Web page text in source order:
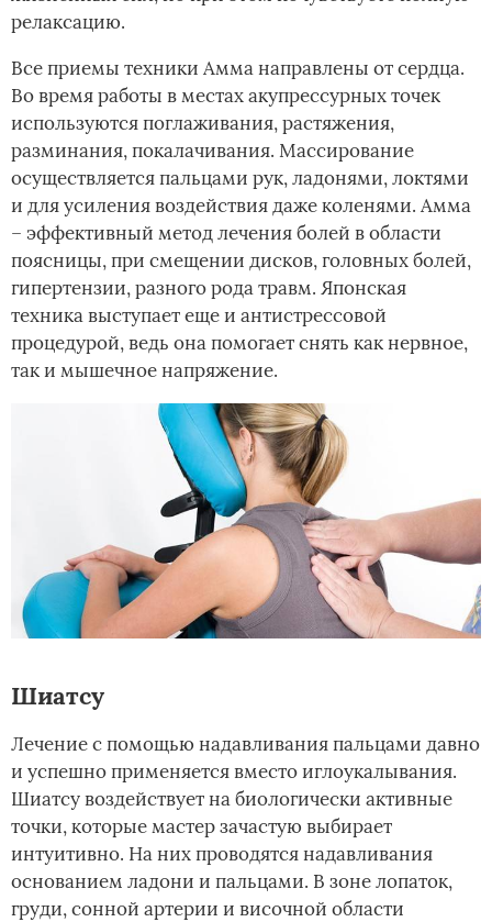
релаксацию.
Все приемы техники Амма направлены от сердца.
Во время работы в местах акупрессурных точек
используются поглаживания, растяжения,
разминания, покалачивания. Массирование
осуществляется пальцами рук, ладонями, локтями
и для усиления воздействия даже коленями. Амма
– эффективный метод лечения болей в области
поясницы, при смещении дисков, головных болей,
гипертензии, разного рода травм. Японская
техника выступает еще и антистрессовой
процедурой, ведь она помогает снять как нервное,
так и мышечное напряжение.
Шиатсу
Лечение с помощью надавливания пальцами давно
и успешно применяется вместо иглоукалывания.
Шиатсу воздействует на биологически активные
точки, которые мастер зачастую выбирает
интуитивно. На них проводятся надавливания
основанием ладони и пальцами. В зоне лопаток,
груди, сонной артерии и височной области